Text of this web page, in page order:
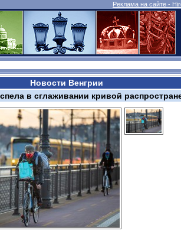
Реклама на сайте -
Новости Венгрии
в сглаживании кривой